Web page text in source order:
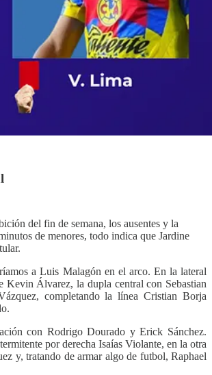
del fin de semana, los ausentes y la
de menores, todo indica que Jardine
a Luis Malagón en el arco. En la lateral
Kevin Álvarez, la dupla central con Sebastian
completando la línea Cristian Borja
con Rodrigo Dourado y Erick Sánchez.
por derecha Isaías Violante, en la otra
y, tratando de armar algo de futbol, Raphael